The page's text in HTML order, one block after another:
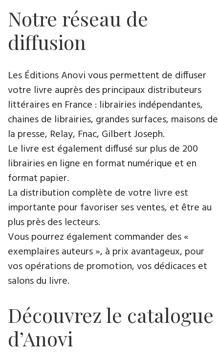
Notre réseau de
diffusion
Les Éditions Anovi vous permettent de diffuser
votre livre auprès des principaux distributeurs
littéraires en France : librairies indépendantes,
chaines de librairies, grandes surfaces, maisons de
la presse, Relay, Fnac, Gilbert Joseph.
Le livre est également diffusé sur plus de 200
librairies en ligne en format numérique et en
format papier.
La distribution complète de votre livre est
importante pour favoriser ses ventes, et être au
plus près des lecteurs.
Vous pourrez également commander des «
exemplaires auteurs », à prix avantageux, pour
vos opérations de promotion, vos dédicaces et
salons du livre.
Découvrez le catalogue
d’Anovi